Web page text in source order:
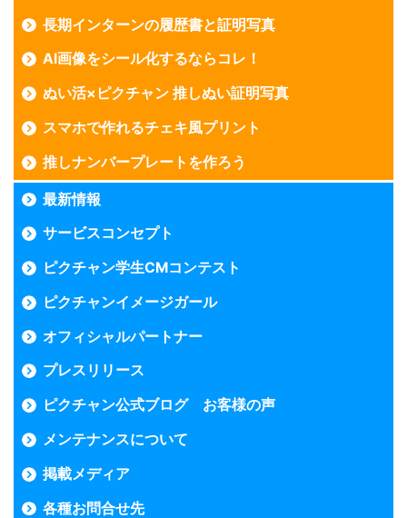
長期インターンの履歴書と証明写真
AI画像をシール化するならコレ！
ぬい活×ピクチャン 推しぬい証明写真
スマホで作れるチェキ風プリント
推しナンバープレートを作ろう
最新情報
サービスコンセプト
ピクチャン学生CMコンテスト
ピクチャンイメージガール
オフィシャルパートナー
プレスリリース
ピクチャン公式ブログ お客様の声
メンテナンスについて
掲載メディア
各種お問合せ先